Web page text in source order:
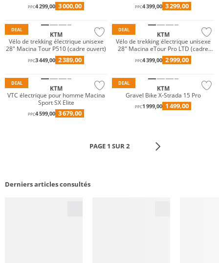
PPC4 299,00 3 000,00 PPC4 399,00 3 299,00
DEAL
KTM
Vélo de trekking électrique unisexe
28" Macina Tour P510 (cadre ouvert)
PPC3 449,00 2 389,00
DEAL
KTM
Vélo de trekking électrique unisexe
28" Macina eTour Pro LTD (cadre
ouvert)
PPC4 399,00 2 999,00
DEAL
KTM
VTC électrique pour homme Macina
Sport SX Elite
PPC4 599,00 3 679,00
DEAL
KTM
Gravel Bike X-Strada 15 Pro
PPC1 999,00 1 499,00
PAGE 1 SUR 2
Derniers articles consultés